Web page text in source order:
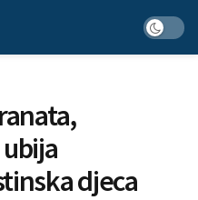
djeca